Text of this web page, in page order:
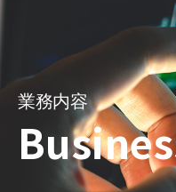
業務内容